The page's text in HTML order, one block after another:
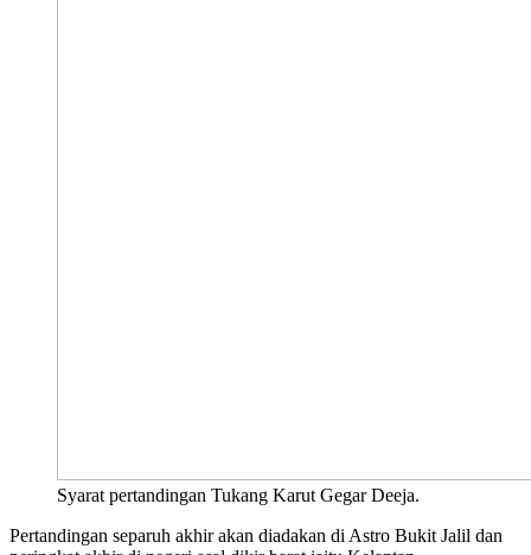
Syarat pertandingan Tukang Karut Gegar Deeja.
Pertandingan separuh akhir akan diadakan di Astro Bukit Jalil dan